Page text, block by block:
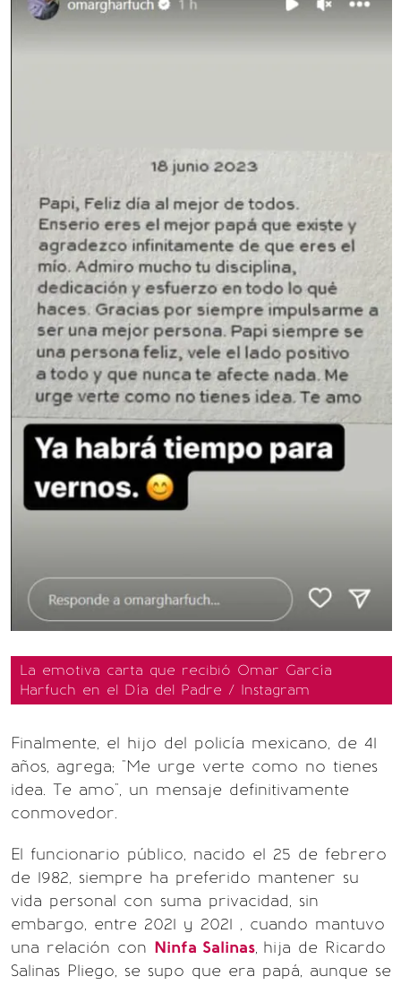
La emotiva carta que recibió Omar García
Harfuch en el Día del Padre / Instagram
Finalmente, el hijo del policía mexicano, de 41
años, agrega; "Me urge verte como no tienes
idea. Te amo", un mensaje definitivamente
conmovedor.
El funcionario público, nacido el 25 de febrero
de 1982, siempre ha preferido mantener su
vida personal con suma privacidad, sin
embargo, entre 2021 y 2021 , cuando mantuvo
una relación con Ninfa Salinas, hija de Ricardo
Salinas Pliego, se supo que era papá, aunque se